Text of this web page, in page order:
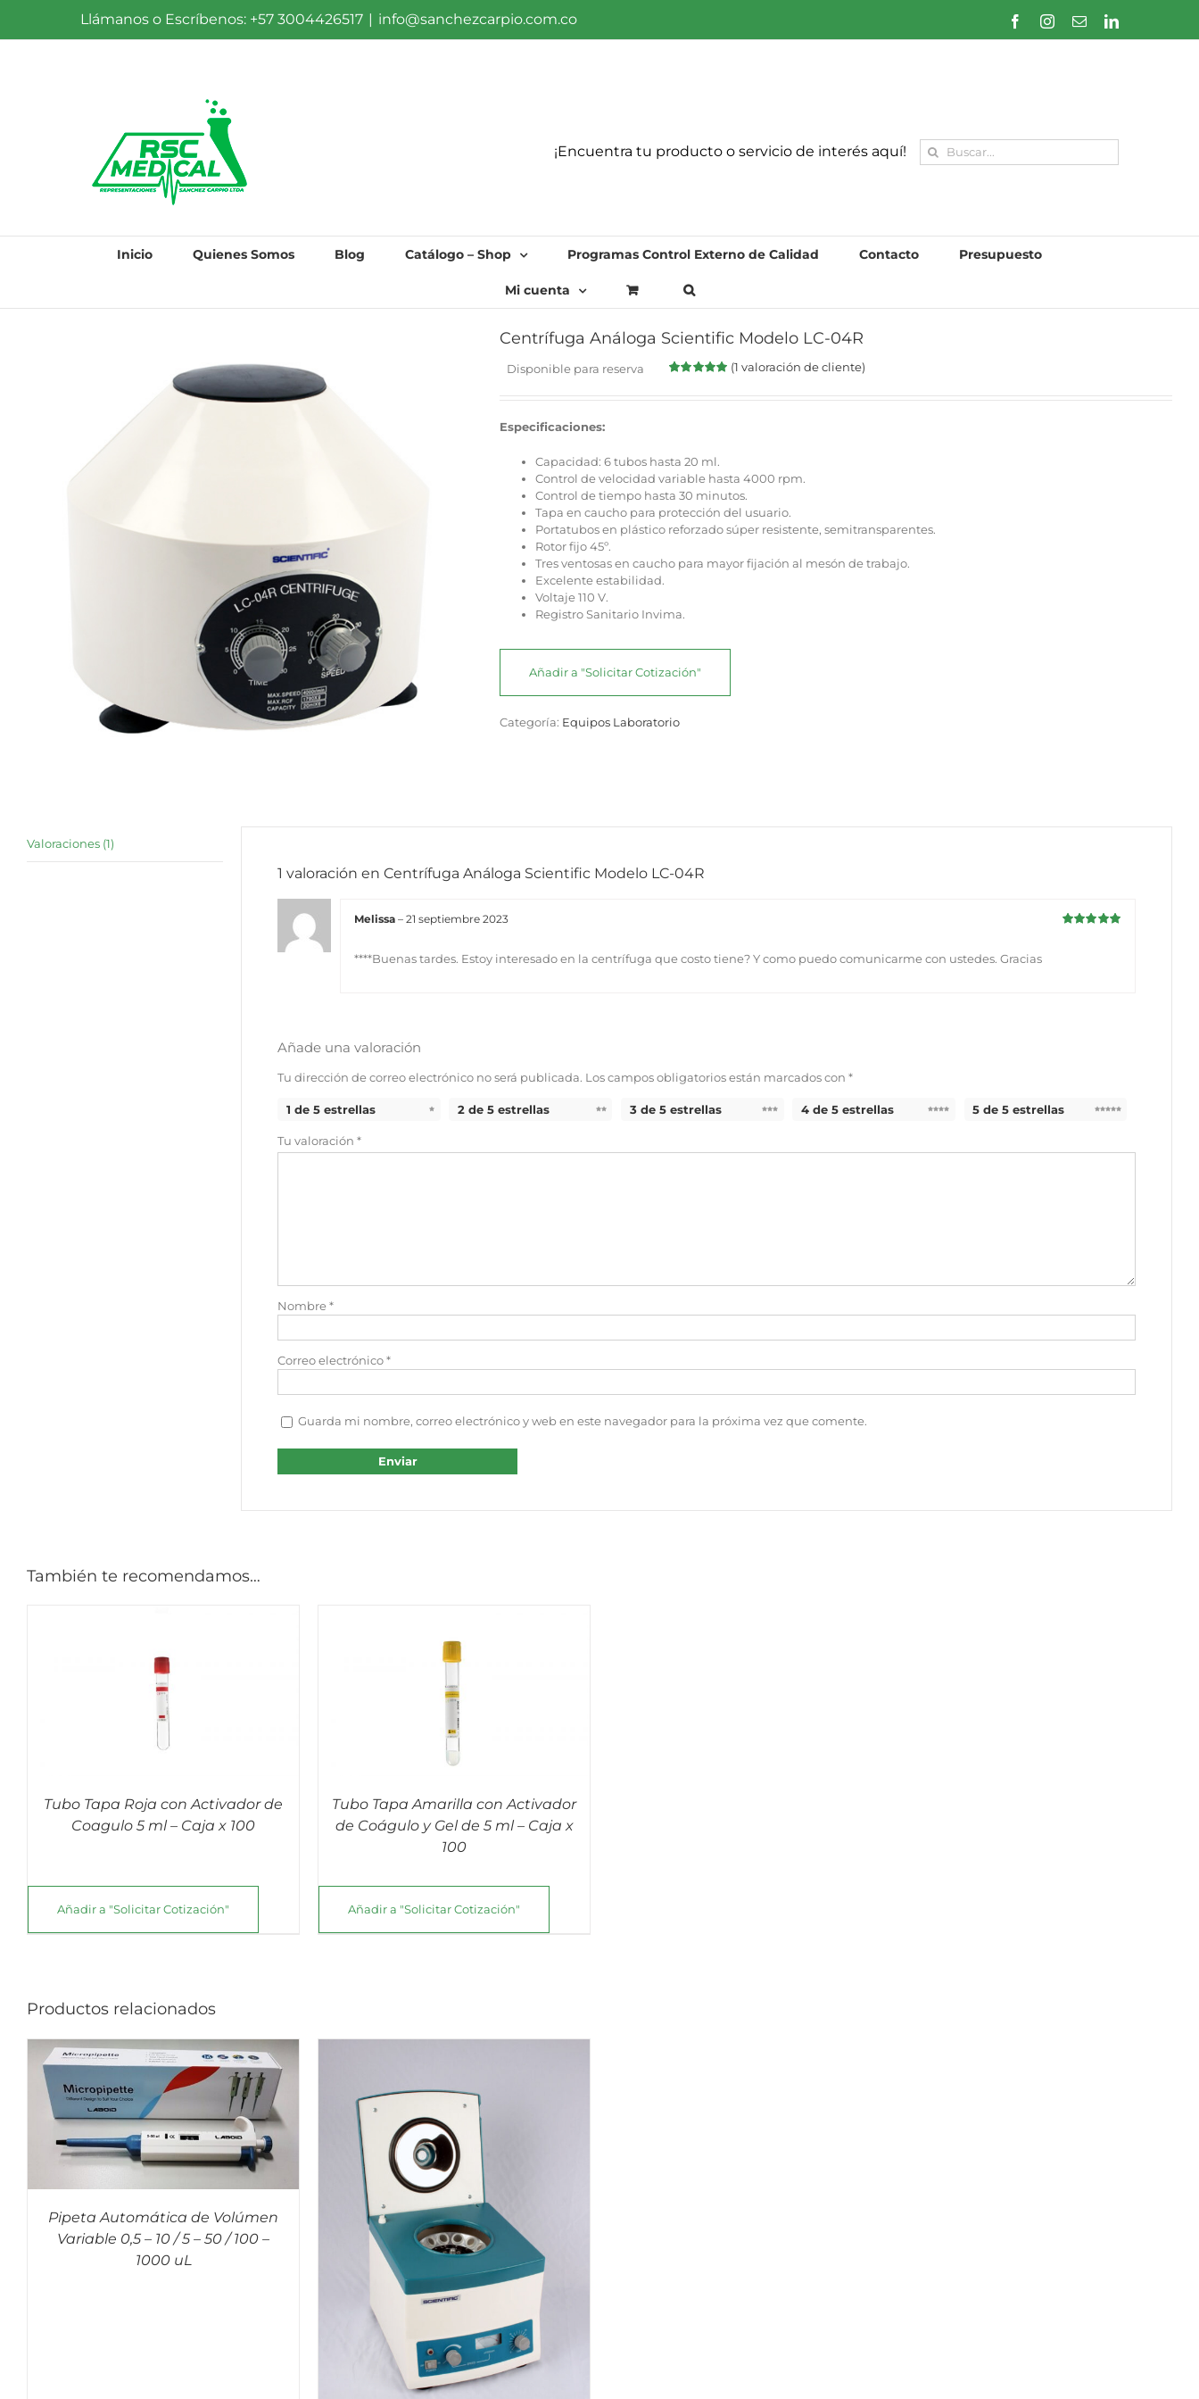
contenido
Llámanos o Escríbenos: +57 3004426517 | info@sanchezcarpio.com.co FacebookInstagram
CorreoLinkedIn
¡Encuentra tu producto o servicio de interés aquí! Buscar:
Inicio Quienes Somos Blog Catálogo – Shop Programas Control Externo de Calidad Contacto Presupuesto
Mi cuenta
Centrífuga Análoga Scientific Modelo LC-04R
Disponible para reserva
con5.00de 5
(1 valoración de cliente)
Especificaciones:
Capacidad: 6 tubos hasta 20 ml.
Control de velocidad variable hasta 4000 rpm.
Control de tiempo hasta 30 minutos.
Tapa en caucho para protección del usuario.
Portatubos en plástico reforzado súper resistente, semitransparentes.
Rotor fijo 45º.
Tres ventosas en caucho para mayor fijación al mesón de trabajo.
Excelente estabilidad.
Voltaje 110 V.
Registro Sanitario Invima.
Añadir a "Solicitar Cotización"
Categoría: Equipos Laboratorio
Valoraciones (1)
1 valoración en Centrífuga Análoga Scientific Modelo LC-04R
Melissa – 21 septiembre 2023
****Buenas tardes. Estoy interesado en la centrífuga que costo tiene? Y como puedo comunicarme con ustedes. Gracias
Añade una valoración
Tu dirección de correo electrónico no será publicada. Los campos obligatorios están marcados con *
1 de 5 estrellas 2 de 5 estrellas 3 de 5 estrellas 4 de 5 estrellas 5 de 5 estrellas
Tu valoración *
Nombre*
Correo electrónico*
Guarda mi nombre, correo electrónico y web en este navegador para la próxima vez que comente.
También te recomendamos…
Tubo Tapa Roja con Activador de
Coagulo 5 ml – Caja x 100
Añadir a "Solicitar Cotización"
Valorado
con
de 5
QUICK VIEW
Tubo Tapa Amarilla con Activador
de Coágulo y Gel de 5 ml – Caja x
100
Añadir a "Solicitar Cotización"
Productos relacionados
Pipeta Automática de Volúmen
Variable 0,5 – 10 / 5 – 50 / 100 –
1000 uL
QUICK VIEW